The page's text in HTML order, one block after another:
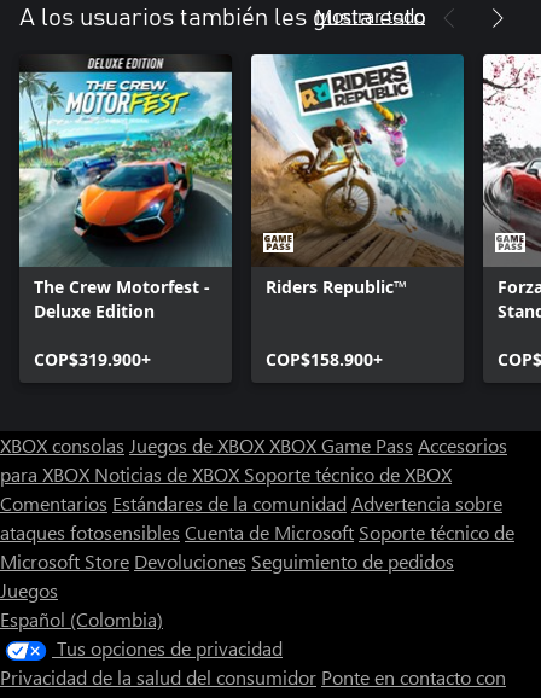
A los usuarios también les gusta esto
Mostrar todo
The Crew Motorfest -
Deluxe Edition
COP$319.900+
Riders Republic™
COP$158.900+
XBOX consolas Juegos de XBOXXBOX Game Pass Accesorios
para XBOX Noticias de XBOX Soporte técnico de XBOX
Comentarios Estándares de la comunidad Advertencia sobre
ataques fotosensibles Cuenta de Microsoft Soporte técnico de
Microsoft Store Devoluciones Seguimiento de pedidos
Juegos
Español (Colombia)
Tus opciones de privacidad
Privacidad de la salud del consumidor Ponte en contacto con